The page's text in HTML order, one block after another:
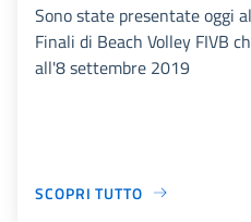
Sono state presentate oggi
Finali di Beach Volley FIVB
all'8 settembre 2019
SCOPRI TUTTO